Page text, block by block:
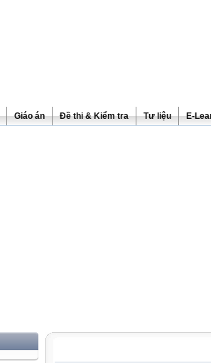
Giáo án Đề thi & Kiểm tra Tư liệu E-